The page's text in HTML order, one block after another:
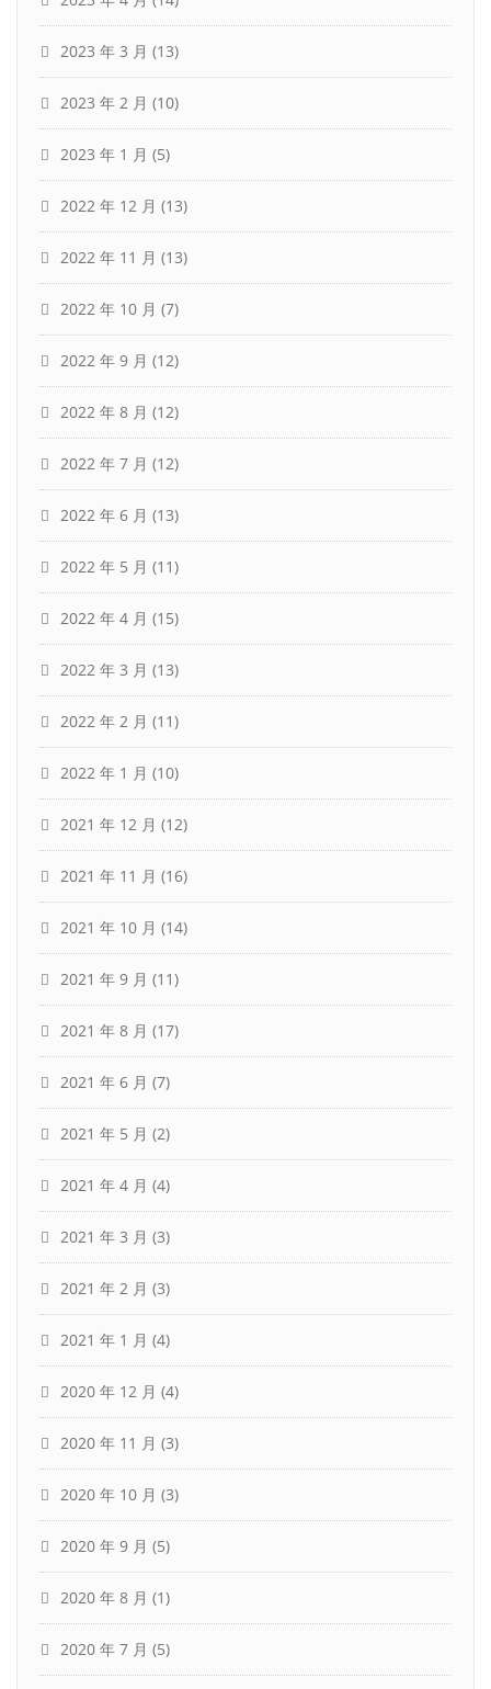
2023 年 3 月 (13)
2023 年 2 月 (10)
2023 年 1 月 (5)
2022 年 12 月 (13)
2022 年 11 月 (13)
2022 年 10 月 (7)
2022 年 9 月 (12)
2022 年 8 月 (12)
2022 年 7 月 (12)
2022 年 6 月 (13)
2022 年 5 月 (11)
2022 年 4 月 (15)
2022 年 3 月 (13)
2022 年 2 月 (11)
2022 年 1 月 (10)
2021 年 12 月 (12)
2021 年 11 月 (16)
2021 年 10 月 (14)
2021 年 9 月 (11)
2021 年 8 月 (17)
2021 年 6 月 (7)
2021 年 5 月 (2)
2021 年 4 月 (4)
2021 年 3 月 (3)
2021 年 2 月 (3)
2021 年 1 月 (4)
2020 年 12 月 (4)
2020 年 11 月 (3)
2020 年 10 月 (3)
2020 年 9 月 (5)
2020 年 8 月 (1)
2020 年 7 月 (5)